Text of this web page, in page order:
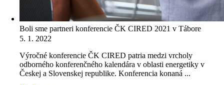
Boli sme partneri konferencie ČK CIRED 2021 v Tábore
5. 1. 2022
Výročné konferencie ČK CIRED patria medzi vrcholy
odborného konferenčného kalendára v oblasti energetiky v
Českej a Slovenskej republike. Konferencia konaná ...